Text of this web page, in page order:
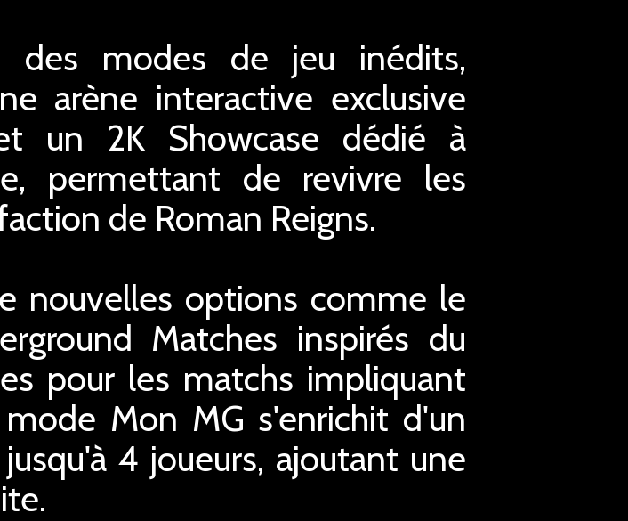
des modes de jeu inédits,
arène interactive exclusive
un 2K Showcase dédié à
permettant de revivre les
de Roman Reigns.
nouvelles options comme le
Matches inspirés du
pour les matchs impliquant
Mon MG s'enrichit d'un
4 joueurs, ajoutant une